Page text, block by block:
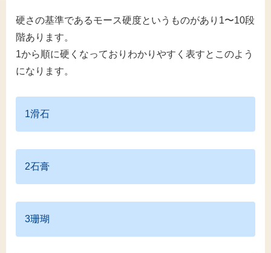
硬さの基準であるモース硬度というものがあり1〜10段
階あります。
1から順に硬くなっておりわかりやすく表すとこのよう
になります。
1滑石
2石膏
3珊瑚